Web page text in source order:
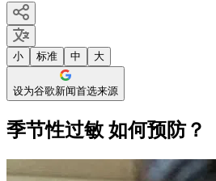
小 标准 中 大
设为谷歌新闻首选来源
季节性过敏 如何预防？